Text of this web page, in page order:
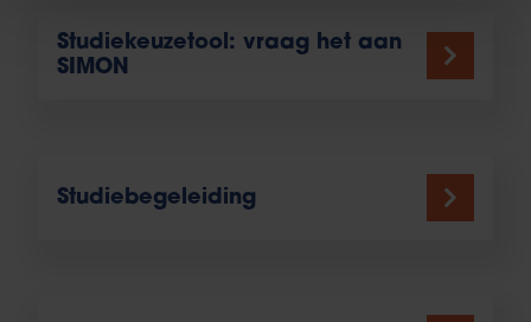
Studiekeuzetool: vraag het aan
SIMON
Studiebegeleiding